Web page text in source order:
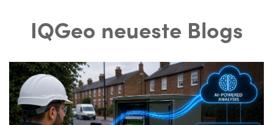
IQGeo neueste Blogs